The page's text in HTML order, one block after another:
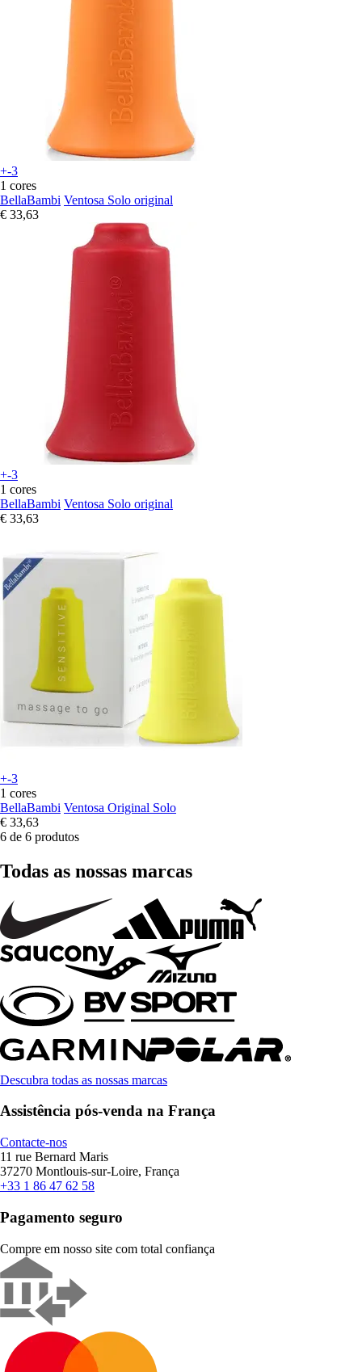
+-3
1 cores
BellaBambi Ventosa Solo original
€ 33,63
+-3
1 cores
BellaBambi Ventosa Solo original
€ 33,63
+-3
1 cores
BellaBambi Ventosa Original Solo
€ 33,63
6 de 6 produtos
Todas as nossas marcas
Descubra todas as nossas marcas
Assistência pós-venda na França
Contacte-nos
11 rue Bernard Maris
37270 Montlouis-sur-Loire, França
+33 1 86 47 62 58
Pagamento seguro
Compre em nosso site com total confiança